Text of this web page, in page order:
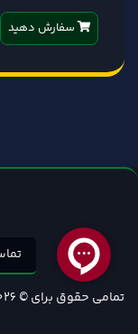
سفارش دهید
تمامی حقوق برای © 2026 شرکت میزبان وب ایرانیان. محفوط می باشد.